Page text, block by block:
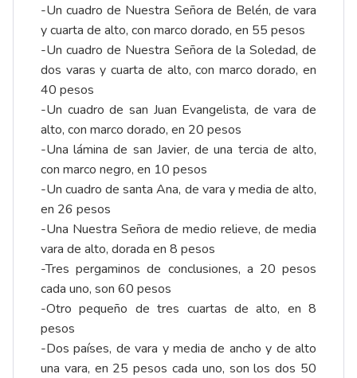
-Un cuadro de Nuestra Señora de Belén, de vara
y cuarta de alto, con marco dorado, en 55 pesos
-Un cuadro de Nuestra Señora de la Soledad, de
dos varas y cuarta de alto, con marco dorado, en
40 pesos
-Un cuadro de san Juan Evangelista, de vara de
alto, con marco dorado, en 20 pesos
-Una lámina de san Javier, de una tercia de alto,
con marco negro, en 10 pesos
-Un cuadro de santa Ana, de vara y media de alto,
en 26 pesos
-Una Nuestra Señora de medio relieve, de media
vara de alto, dorada en 8 pesos
-Tres pergaminos de conclusiones, a 20 pesos
cada uno, son 60 pesos
-Otro pequeño de tres cuartas de alto, en 8
pesos
-Dos países, de vara y media de ancho y de alto
una vara, en 25 pesos cada uno, son los dos 50